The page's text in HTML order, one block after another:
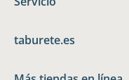
taburete.es